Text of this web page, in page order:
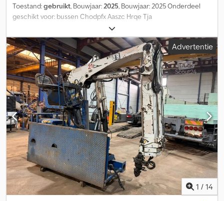
Toestand:gebruikt, Bouwjaar:2025, Bouwjaar: 2025 Onderdeel
geschikt voor: bussen Chodpfx Aaszc Hrqe Tja
Advertentie
1 / 14